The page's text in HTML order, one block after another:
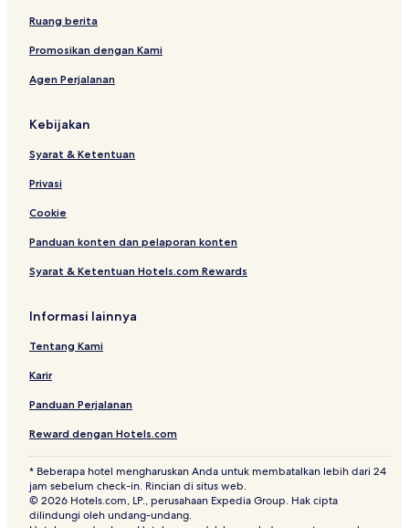
Ruang berita
Promosikan dengan Kami
Agen Perjalanan
Kebijakan
Syarat & Ketentuan
Privasi
Cookie
Panduan konten dan pelaporan konten
Syarat & Ketentuan Hotels.com Rewards
Informasi lainnya
Tentang Kami
Karir
Panduan Perjalanan
Reward dengan Hotels.com
* Beberapa hotel mengharuskan Anda untuk membatalkan lebih dari 24
jam sebelum check-in. Rincian di situs web.
© 2026 Hotels.com, LP., perusahaan Expedia Group. Hak cipta
dilindungi oleh undang-undang.